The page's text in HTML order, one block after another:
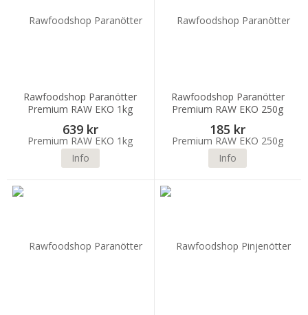
Rawfoodshop Paranötter
Premium RAW EKO 1kg
639 kr
Info
Rawfoodshop Paranötter
Premium RAW EKO 250g
185 kr
Info